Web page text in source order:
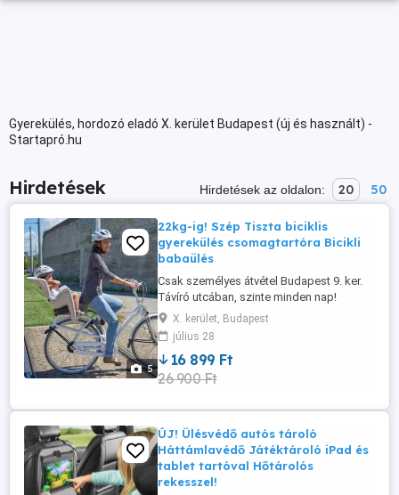
Gyerekülés, hordozó eladó X. kerület Budapest (új és használt) -
Startapró.hu
Hirdetések Hirdetések az oldalon: 20 50
5
22kg-ig! Szép Tiszta biciklis
gyerekülés csomagtartóra Bicikli
babaülés
Csak személyes átvétel Budapest 9. ker.
Távíró utcában, szinte minden nap!
Szállítás nem lehetséges! * Eladó a
kerékpár csomagtartójára rögzíthető
hátsó bicikliülés. Teljesen komplett szett,
felszereléshez minden alkatrésze
megvan. Segítek felszerelni ha elhozod a
X. kerület, Budapest
július 28
16 899 Ft
26 900 Ft
ÚJ! Ülésvédő autós tároló
Háttámlavédő Játéktároló iPad és
tablet tartóval Hőtárolós
rekesszel!